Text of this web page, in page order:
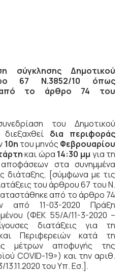
σύγκλησης Δημοτικού
67 Ν.3852/10
όπως
από το άρθρο 74 του
του Δημοτικού
δια περιφοράς
10η του μηνός Φεβρουαρίου
και ώρα 14:30 μμ για τη
στα συνημμένα
διάταξης, [σύμφωνα με τις
του άρθρου 67 του Ν.
από το άρθρο 74
από 11-03-2020 Πράξη
(ΦΕΚ 55/Α/11-3-2020 –
διατάξεις για τη
Περιφερειών κατά τη
μέτρων αποφυγής της
COVID-19») και την αριθ.
του Υπ. Εσ.].